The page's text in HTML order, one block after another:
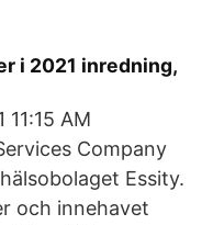
i 2021 inredning,
AM
Company
Essity.
och innehavet